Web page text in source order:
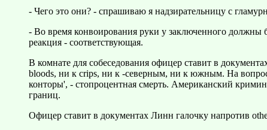
- Чего это они? - спрашиваю я надзирательницу с
- Во время конвоирования руки у заключенного должны
реакция - соответствующая.
В комнате для собеседования офицер ставит в
bloods, ни к crips, ни к -северным, ни к южным. На вопрос
конторы', - стопроцентная смерть. Американский
границ.
Офицер ставит в документах Линн галочку напротив